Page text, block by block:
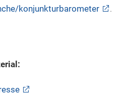
konjunkturbarometer .